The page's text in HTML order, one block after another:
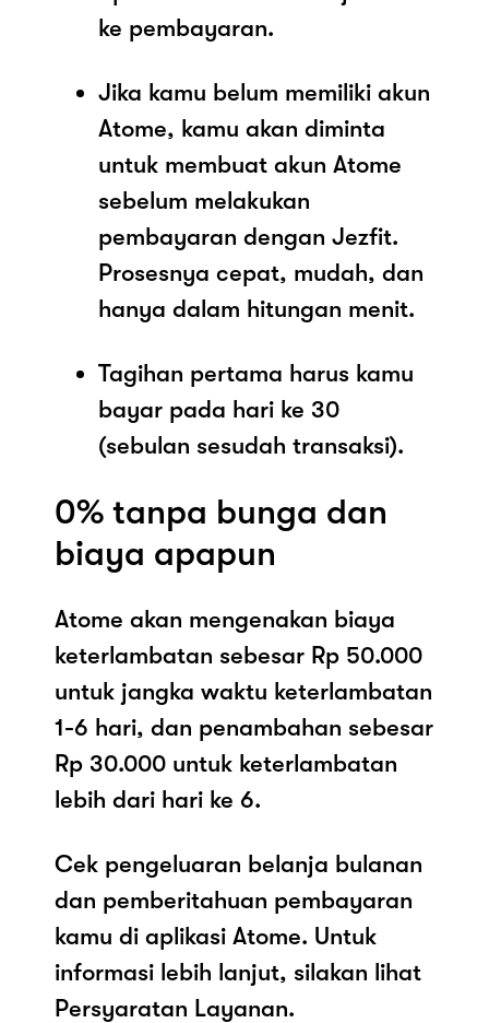
ke pembayaran.
Jika kamu belum memiliki akun
Atome, kamu akan diminta
untuk membuat akun Atome
sebelum melakukan
pembayaran dengan Jezfit.
Prosesnya cepat, mudah, dan
hanya dalam hitungan menit.
Tagihan pertama harus kamu
bayar pada hari ke 30
(sebulan sesudah transaksi).
0% tanpa bunga dan
biaya apapun
Atome akan mengenakan biaya
keterlambatan sebesar Rp 50.000
untuk jangka waktu keterlambatan
1-6 hari, dan penambahan sebesar
Rp 30.000 untuk keterlambatan
lebih dari hari ke 6.
Cek pengeluaran belanja bulanan
dan pemberitahuan pembayaran
kamu di aplikasi Atome. Untuk
informasi lebih lanjut, silakan lihat
Persyaratan Layanan.